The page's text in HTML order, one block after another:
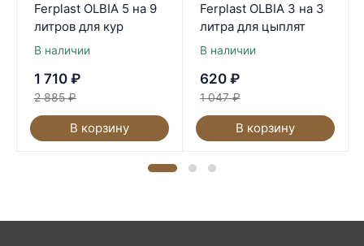
Ferplast OLBIA 5 на 9
литров для кур
В наличии
1 710 ₽
2 885 ₽
В корзину
Ferplast OLBIA 3 на 3
литра для цыплят
В наличии
620 ₽
1 047 ₽
В корзину